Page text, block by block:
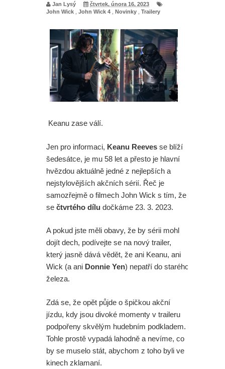
Jan Lysý
čtvrtek, února 16, 2023
John Wick
John Wick 4 Novinky Trailery
Keanu zase válí.
Jen pro informaci, Keanu Reeves se blíží
šedesátce, je mu 58 let a přesto je hlavní
hvězdou aktuálně jedné z nejlepších a
nejstylovějších akčních sérií. Řeč je
samozřejmě o filmech John Wick s tím, že
se čtvrtého dílu dočkáme 23. 3. 2023.
A pokud jste měli obavy, že by sérii mohl
dojít dech, podívejte se na nový trailer,
který jasně dává vědět, že ani Keanu, ani
Wick (a ani Donnie Yen) nepatří do starého
železa.
Zdá se, že opět půjde o špičkou akční
jízdu, kdy jsou divoké momenty v traileru
podpořeny skvělým hudebním podkladem.
Tohle prostě vypadá lahodně a nevíme, co
by se muselo stát, abychom z toho byli ve
kinech zklamaní.